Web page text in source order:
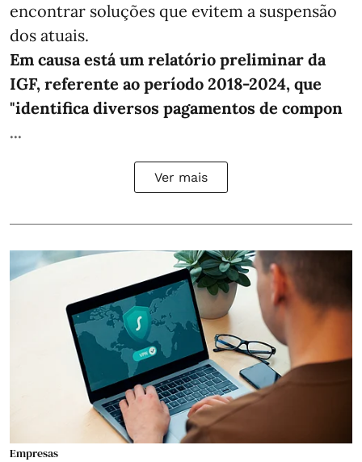
encontrar soluções que evitem a suspensão
dos atuais.
Em causa está um relatório preliminar da
IGF, referente ao período 2018-2024, que
"identifica diversos pagamentos de compon
...
Ver mais
Empresas